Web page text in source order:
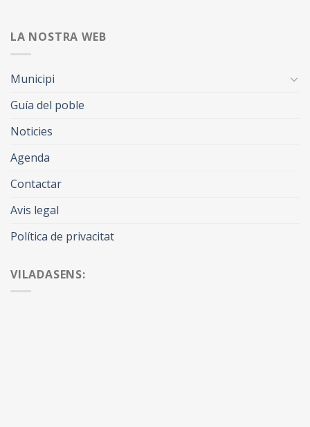
LA NOSTRA WEB
Municipi
Guía del poble
Noticies
Agenda
Contactar
Avis legal
Política de privacitat
VILADASENS: